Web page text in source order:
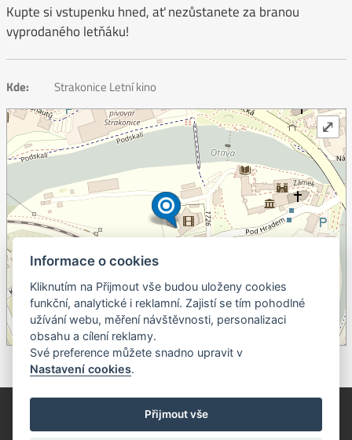
Kupte si vstupenku hned, ať nezůstanete za branou
vyprodaného letňáku!
Kde: Strakonice Letní kino
©OpenStreetMapcontributors.
⤢
© Píseckem / Kalendárium (Změna programu vyhrazena!)
(Cookies)
© 2018 - 2026 Realizace a správa webu:
Informace o cookies
Kliknutím na Přijmout vše budou uloženy cookies
funkční, analytické i reklamní. Zajistí se tím pohodlné
užívání webu, měření návštěvnosti, personalizaci
obsahu a cílení reklamy.
Své preference můžete snadno upravit v
Nastavení cookies.
Přijmout vše